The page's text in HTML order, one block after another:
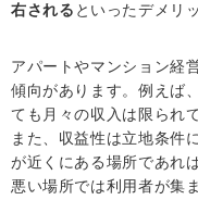
右される といったデメリ
アパートやマンション経
傾向があります。例えば
ても月々の収入は限られ
また、収益性は立地条件
が近くにある場所であれ
悪い場所では利用者が集